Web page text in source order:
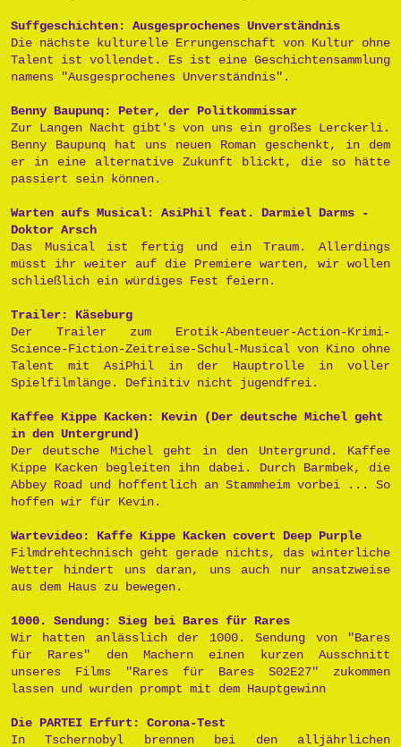
Suffgeschichten: Ausgesprochenes Unverständnis
Die nächste kulturelle Errungenschaft von Kultur ohne
Talent ist vollendet. Es ist eine Geschichtensammlung
namens "Ausgesprochenes Unverständnis".
Benny Baupunq: Peter, der Politkommissar
Zur Langen Nacht gibt's von uns ein großes Lerckerli.
Benny Baupunq hat uns neuen Roman geschenkt, in dem
er in eine alternative Zukunft blickt, die so hätte
passiert sein können.
Warten aufs Musical: AsiPhil feat. Darmiel Darms -
Doktor Arsch
Das Musical ist fertig und ein Traum. Allerdings
müsst ihr weiter auf die Premiere warten, wir wollen
schließlich ein würdiges Fest feiern.
Trailer: Käseburg
Der Trailer zum Erotik-Abenteuer-Action-Krimi-
Science-Fiction-Zeitreise-Schul-Musical von Kino ohne
Talent mit AsiPhil in der Hauptrolle in voller
Spielfilmlänge. Definitiv nicht jugendfrei.
Kaffee Kippe Kacken: Kevin (Der deutsche Michel geht
in den Untergrund)
Der deutsche Michel geht in den Untergrund. Kaffee
Kippe Kacken begleiten ihn dabei. Durch Barmbek, die
Abbey Road und hoffentlich an Stammheim vorbei ... So
hoffen wir für Kevin.
Wartevideo: Kaffe Kippe Kacken covert Deep Purple
Filmdrehtechnisch geht gerade nichts, das winterliche
Wetter hindert uns daran, uns auch nur ansatzweise
aus dem Haus zu bewegen.
1000. Sendung: Sieg bei Bares für Rares
Wir hatten anlässlich der 1000. Sendung von "Bares
für Rares" den Machern einen kurzen Ausschnitt
unseres Films "Rares für Bares S02E27" zukommen
lassen und wurden prompt mit dem Hauptgewinn
Die PARTEI Erfurt: Corona-Test
In Tschernobyl brennen bei den alljährlichen